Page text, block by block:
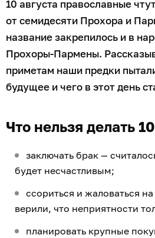
10 августа православные
от семидесяти Прохора и
название закрепилось и в
Прохоры-Пармены.
приметам наши предки
будущее и чего в этот день
Что нельзя делать
заключать брак —
будет несчастливым;
ссориться и жаловаться
верили, что неприятности
планировать крупные